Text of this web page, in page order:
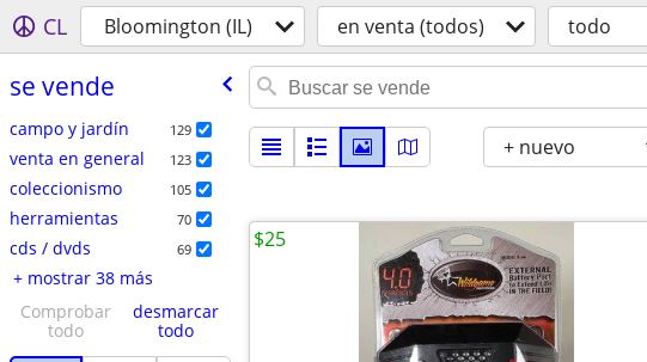
CL Bloomington (IL) en venta (todos) todo
se vende
campo y jardín 129
venta en general 123
coleccionismo 105
herramientas 70
cds / dvds 69
+ mostrar 38 más
Comprobar
todo
desmarcar
todo
+ nuevo
$25